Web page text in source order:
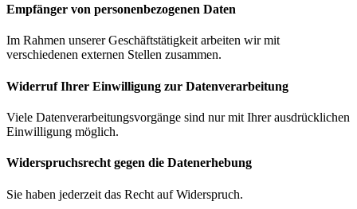
Empfänger von personenbezogenen Daten
Im Rahmen unserer Geschäftstätigkeit arbeiten wir mit
verschiedenen externen Stellen zusammen.
Widerruf Ihrer Einwilligung zur Datenverarbeitung
Viele Datenverarbeitungsvorgänge sind nur mit Ihrer ausdrücklichen
Einwilligung möglich.
Widerspruchsrecht gegen die Datenerhebung
Sie haben jederzeit das Recht auf Widerspruch.